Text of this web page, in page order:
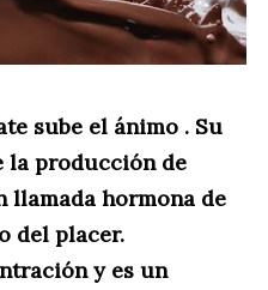
sube el ánimo . Su
la producción de
llamada hormona de
del placer.
y es un